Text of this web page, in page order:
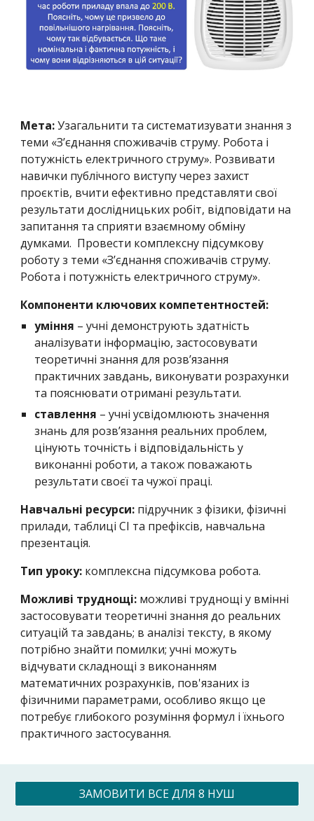
Мета:Узагальнити та систематизувати знання з
теми «З’єднання споживачів струму. Робота і
потужність електричного струму». Розвивати
навички публічного виступу через захист
проєктів, вчити ефективно представляти свої
результати дослідницьких робіт, відповідати на
запитання та сприяти взаємному обміну
думками. Провести комплексну підсумкову
роботу з теми «З’єднання споживачів струму.
Робота і потужність електричного струму».
Компоненти ключових компетентностей:
уміння – учні демонструють здатність
аналізувати інформацію, застосовувати
теоретичні знання для розв’язання
практичних завдань, виконувати розрахунки
та пояснювати отримані результати.
ставлення – учні усвідомлюють значення
знань для розв’язання реальних проблем,
цінують точність і відповідальність у
виконанні роботи, а також поважають
результати своєї та чужої праці.
Навчальні ресурси: підручник з фізики, фізичні
прилади, таблиці СІ та префіксів, навчальна
презентація.
Тип уроку: комплексна підсумкова робота.
Можливі труднощі: можливі труднощі у вмінні
застосовувати теоретичні знання до реальних
ситуацій та завдань; в аналізі тексту, в якому
потрібно знайти помилки; учні можуть
відчувати складнощі з виконанням
математичних розрахунків, пов'язаних із
фізичними параметрами, особливо якщо це
потребує глибокого розуміння формул і їхнього
практичного застосування.
ЗАМОВИТИ ВСЕ ДЛЯ 8 НУШ